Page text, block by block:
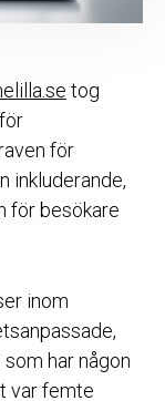
tog
för
inkluderande,
för besökare
inom
har någon
var femte